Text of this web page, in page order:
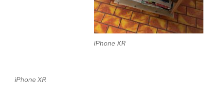
iPhone XR
iPhone XR